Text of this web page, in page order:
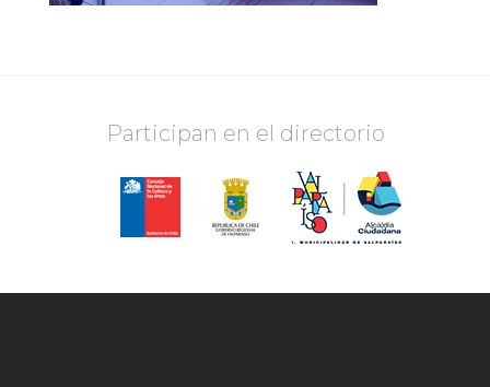
Participan en el directorio